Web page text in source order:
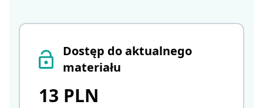
Dostęp do aktualnego
materiału
13 PLN